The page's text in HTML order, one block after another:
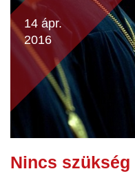
14 ápr.
2016
Nincs